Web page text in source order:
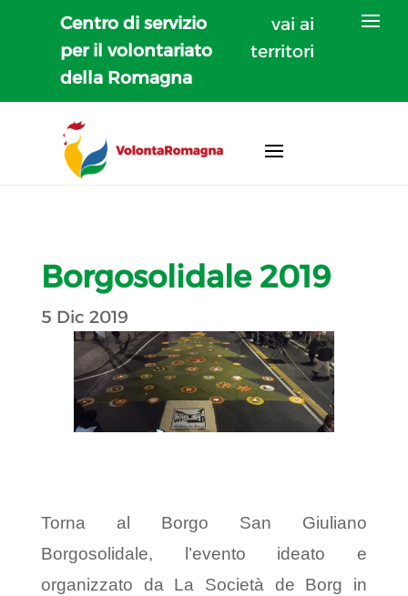
Centro di servizio
per il volontariato
della Romagna
vai ai
territori
Borgosolidale 2019
5 Dic 2019
Torna al Borgo San Giuliano
Borgosolidale, l’evento ideato e
organizzato da La Società de Borg in